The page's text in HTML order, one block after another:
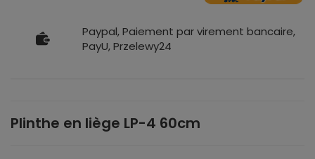
Paypal, Paiement par virement bancaire,
PayU, Przelewy24
Plinthe en liège LP-4 60cm